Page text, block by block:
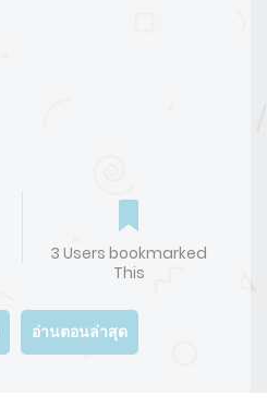
3 Users bookmarked
This
อ่านตอนล่าสุด